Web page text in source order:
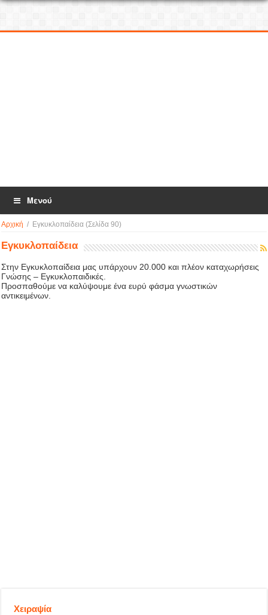
Μενού
Αρχική / Εγκυκλοπαίδεια (Σελίδα 90)
Εγκυκλοπαίδεια
Στην Εγκυκλοπαίδεια μας υπάρχουν 20.000 και πλέον καταχωρήσεις
Γνώσης – Εγκυκλοπαιδικές.
Προσπαθούμε να καλύψουμε ένα ευρύ φάσμα γνωστικών
αντικειμένων.
Χειραψία